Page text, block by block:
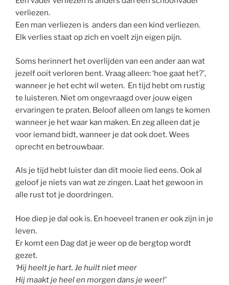
verliezen.
Een man verliezen is anders dan een kind verliezen.
Elk verlies staat op zich en voelt zijn eigen pijn.
Soms herinnert het overlijden van een ander aan wat
jezelf ooit verloren bent. Vraag alleen: ‘hoe gaat het?’,
wanneer je het echt wil weten. En tijd hebt om rustig
te luisteren. Niet om ongevraagd over jouw eigen
ervaringen te praten. Beloof alleen om langs te komen
wanneer je het waar kan maken. En zeg alleen dat je
voor iemand bidt, wanneer je dat ook doet. Wees
oprecht en betrouwbaar.
Als je tijd hebt luister dan dit mooie lied eens. Ook al
geloof je niets van wat ze zingen. Laat het gewoon in
alle rust tot je doordringen.
Hoe diep je dal ook is. En hoeveel tranen er ook zijn in je
leven.
Er komt een Dag dat je weer op de bergtop wordt
gezet.
‘Hij heelt je hart. Je huilt niet meer
Hij maakt je heel en morgen dans je weer!’